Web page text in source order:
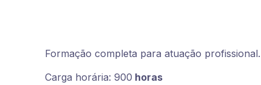
Formação completa para atuação profissional.
Carga horária: 900 horas